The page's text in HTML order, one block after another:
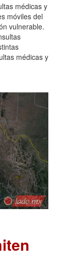
médicas y
móviles del
vulnerable.
médicas y